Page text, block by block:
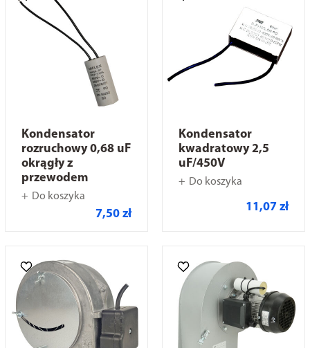
Kondensator
rozruchowy 0,68 uF
okrągły z
przewodem
Do koszyka
7,50 zł
Kondensator
kwadratowy 2,5
uF/450V
Do koszyka
11,07 zł